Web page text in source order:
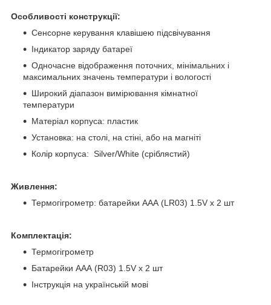
Особливості конструкції:
Сенсорне керування клавішею підсвічування
Індикатор заряду батареї
Одночасне відображення поточних, мінімальних і
максимальних значень температури і вологості
Широкий діапазон вимірювання кімнатної
температури
Матеріал корпуса: пластик
Установка: на столі, на стіні, або на магніті
Колір корпуса: Silver/White (сріблястий)
Живлення:
Термогігрометр: батарейки AAА (LR03) 1.5V х 2 шт
Комплектація:
Термогігрометр
Батарейки AАA (R03) 1.5V х 2 шт
Інструкція на українській мові